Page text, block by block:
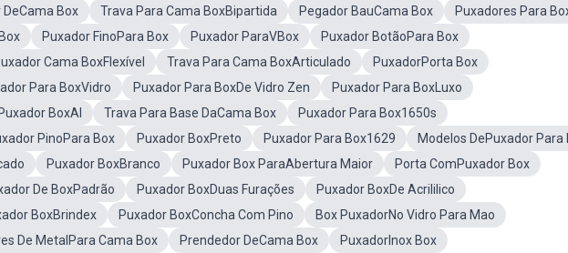
DeCama Box Trava Para Cama BoxBipartida Pegador BauCama Box
Puxadores Para
Puxador FinoPara Box Puxador ParaVBox
Puxador BotãoPara Box
Cama BoxFlexível Trava Para Cama BoxArticulado
PuxadorPorta Box
Para BoxVidro Puxador Para BoxDe Vidro Zen
Puxador Para BoxLuxo
Puxador BoxAl Trava Para Base DaCama Box
Puxador Para Box1650s
PinoPara Box Puxador BoxPreto Puxador Para Box1629
Modelos DePuxador Para
Puxador BoxBranco Puxador Box ParaAbertura Maior
Porta ComPuxador Box
De BoxPadrão Puxador BoxDuas Furações
Puxador BoxDe Acrililico
BoxBrindex Puxador BoxConcha Com Pino
Box PuxadorNo Vidro Para Mao
De MetalPara Cama Box Prendedor DeCama Box
PuxadorInox Box